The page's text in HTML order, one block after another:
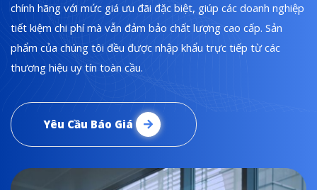
chính hãng với mức giá ưu đãi đặc biệt, giúp các doanh nghiệp
tiết kiệm chi phí mà vẫn đảm bảo chất lượng cao cấp. Sản
phẩm của chúng tôi đều được nhập khẩu trực tiếp từ các
thương hiệu uy tín toàn cầu.
Yêu Cầu Báo Giá